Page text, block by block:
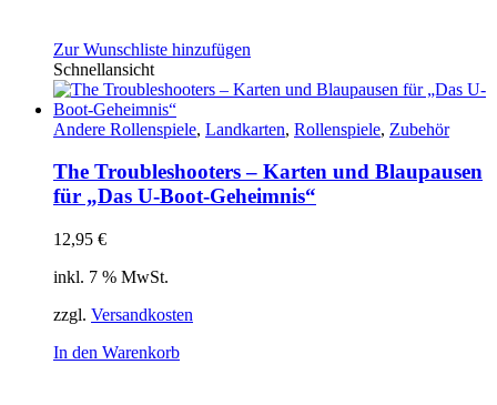
Zur Wunschliste hinzufügen
Schnellansicht
Andere Rollenspiele, Landkarten, Rollenspiele, Zubehör
The Troubleshooters – Karten und Blaupausen
für „Das U-Boot-Geheimnis“
12,95 €
inkl. 7 % MwSt.
zzgl. Versandkosten
In den Warenkorb